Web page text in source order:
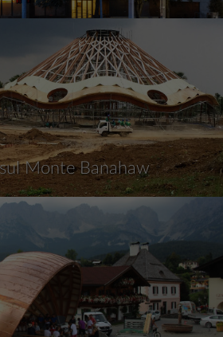
Monte Banahaw